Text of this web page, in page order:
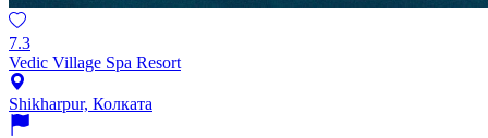
7.3
Vedic Village Spa Resort
Shikharpur, Колката